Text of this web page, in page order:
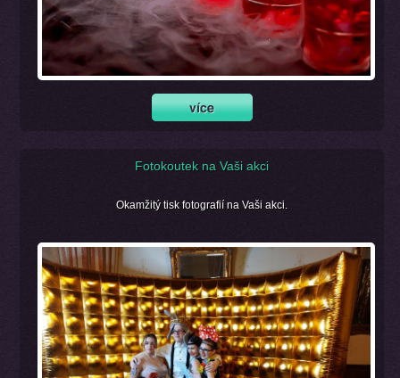
Fotokoutek na Vaši akci
Okamžitý tisk fotografií na Vaši akci.